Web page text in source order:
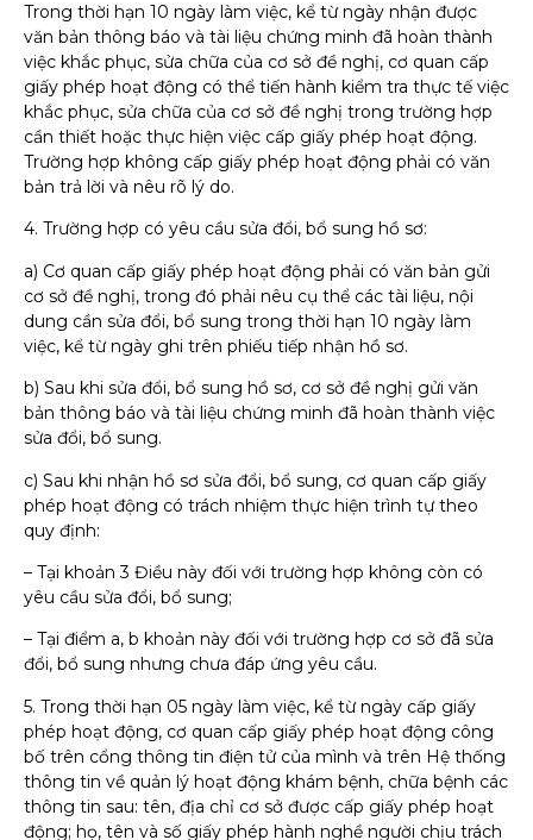
Trong thời hạn 10 ngày làm việc, kể từ ngày nhận được
văn bản thông báo và tài liệu chứng minh đã hoàn thành
việc khắc phục, sửa chữa của cơ sở đề nghị, cơ quan cấp
giấy phép hoạt động có thể tiến hành kiểm tra thực tế việc
khắc phục, sửa chữa của cơ sở đề nghị trong trường hợp
cần thiết hoặc thực hiện việc cấp giấy phép hoạt động.
Trường hợp không cấp giấy phép hoạt động phải có văn
bản trả lời và nêu rõ lý do.
4. Trường hợp có yêu cầu sửa đổi, bổ sung hồ sơ:
a) Cơ quan cấp giấy phép hoạt động phải có văn bản gửi
cơ sở đề nghị, trong đó phải nêu cụ thể các tài liệu, nội
dung cần sửa đổi, bổ sung trong thời hạn 10 ngày làm
việc, kể từ ngày ghi trên phiếu tiếp nhận hồ sơ.
b) Sau khi sửa đổi, bổ sung hồ sơ, cơ sở đề nghị gửi văn
bản thông báo và tài liệu chứng minh đã hoàn thành việc
sửa đổi, bổ sung.
c) Sau khi nhận hồ sơ sửa đổi, bổ sung, cơ quan cấp giấy
phép hoạt động có trách nhiệm thực hiện trình tự theo
quy định:
– Tại khoản 3 Điều này đối với trường hợp không còn có
yêu cầu sửa đổi, bổ sung;
– Tại điểm a, b khoản này đối với trường hợp cơ sở đã sửa
đổi, bổ sung nhưng chưa đáp ứng yêu cầu.
5. Trong thời hạn 05 ngày làm việc, kể từ ngày cấp giấy
phép hoạt động, cơ quan cấp giấy phép hoạt động công
bố trên cổng thông tin điện tử của mình và trên Hệ thống
thông tin về quản lý hoạt động khám bệnh, chữa bệnh các
thông tin sau: tên, địa chỉ cơ sở được cấp giấy phép hoạt
động; họ, tên và số giấy phép hành nghề người chịu trách